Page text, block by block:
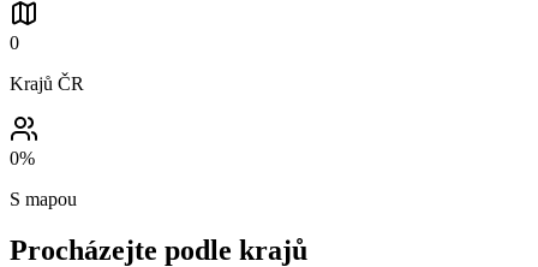
0
Krajů ČR
0%
S mapou
Procházejte podle krajů